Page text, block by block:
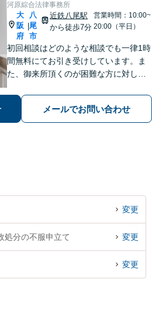
河原綜合法律事務所
大
阪
府
|
八
尾
市
近鉄八尾駅
から徒歩7分
営業時間：10:00~
20:00（平日）
初回相談はどのような相談でも一律1時
間無料にてお引き受けしています。ま
た、御来所頂くのが困難な方に対して
す。弁護士事務所の比較的少ない八尾
市及び近隣市・区の方々に上質なリー
ガルサービスを提供いたします。
メールでお問い合わせ
変更
処分の不服申立て 変更
変更